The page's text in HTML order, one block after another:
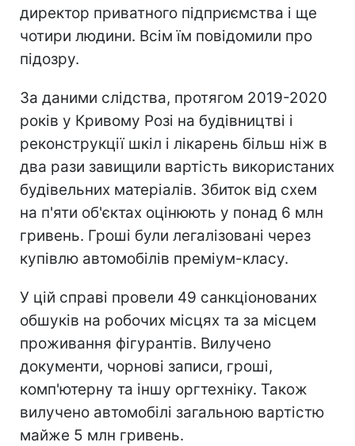
директор приватного підприємства і ще
чотири людини. Всім їм повідомили про
підозру.
За даними слідства, протягом 2019-2020
років у Кривому Розі на будівництві і
реконструкції шкіл і лікарень більш ніж в
два рази завищили вартість використаних
будівельних матеріалів. Збиток від схем
на п'яти об'єктах оцінюють у понад 6 млн
гривень. Гроші були легалізовані через
купівлю автомобілів преміум-класу.
У цій справі провели 49 санкціонованих
обшуків на робочих місцях та за місцем
проживання фігурантів. Вилучено
документи, чорнові записи, гроші,
комп'ютерну та іншу оргтехніку. Також
вилучено автомобілі загальною вартістю
майже 5 млн гривень.